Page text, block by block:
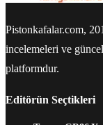
Pistonkafalar.com,
incelemeleri ve
platformdur.
Editörün Seçtikleri